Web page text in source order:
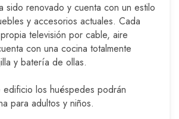
sido renovado y cuenta con un estilo
y accesorios actuales. Cada
televisión por cable, aire
con una cocina totalmente
y batería de ollas.
los huéspedes podrán
para adultos y niños.